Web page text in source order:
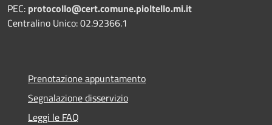
PEC: protocollo@cert.comune.pioltello.mi.it
Centralino Unico: 02.92366.1
Prenotazione appuntamento
Segnalazione disservizio
Leggi le FAQ